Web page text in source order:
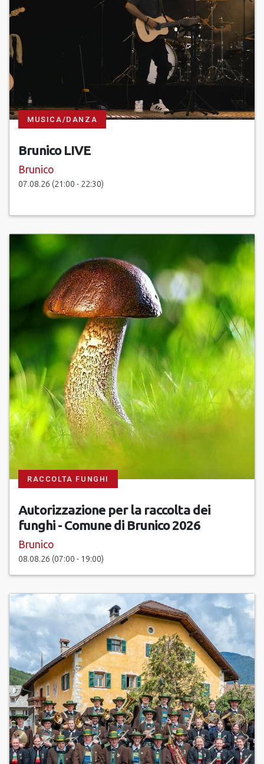
MUSICA/DANZA
Brunico LIVE
Brunico
07.08.26 (21:00 - 22:30)
RACCOLTA FUNGHI
Autorizzazione per la raccolta dei
funghi - Comune di Brunico 2026
Brunico
08.08.26 (07:00 - 19:00)